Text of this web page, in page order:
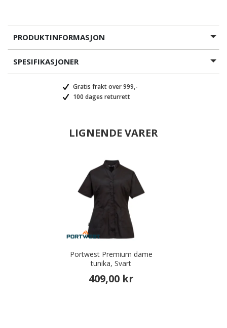
PRODUKTINFORMASJON
SPESIFIKASJONER
Gratis frakt over 999,-
100 dages returrett
LIGNENDE VARER
Portwest Premium dame
tunika, Svart
409,00 kr